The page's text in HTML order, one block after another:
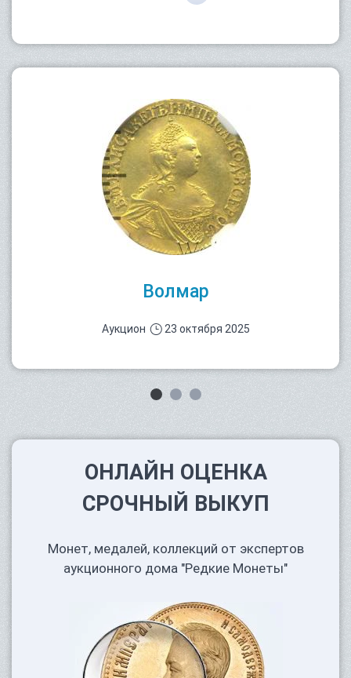
Волмар
Аукцион 23 октября 2025
ОНЛАЙН ОЦЕНКА
СРОЧНЫЙ ВЫКУП
Монет, медалей, коллекций от экспертов
аукционного дома "Редкие Монеты"